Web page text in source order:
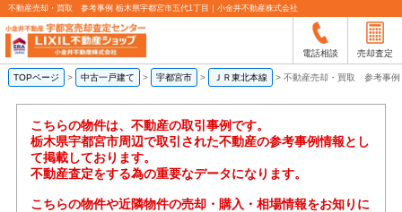
不動産売却・買取 参考事例 栃木県宇都宮市五代1丁目｜小金井不動産株式会社
電話相談 売却査定
TOPページ > 中古一戸建て > 宇都宮市 > ＪＲ東北本線 > 不動産売却・買取 参考事例
こちらの物件は、不動産の取引事例です。
栃木県宇都宮市周辺で取引された不動産の参考事例情報とし
て掲載しております。
不動産査定をする為の重要なデータになります。
こちらの物件や近隣物件の売却・購入・相場情報をお知りに